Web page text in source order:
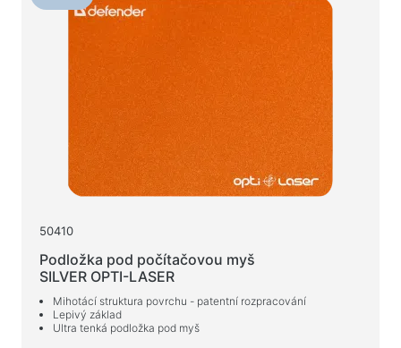
50410
Podložka pod počítačovou myš
SILVER OPTI-LASER
Mihotácí struktura povrchu - patentní rozpracování
Lepivý základ
Ultra tenká podložka pod myš